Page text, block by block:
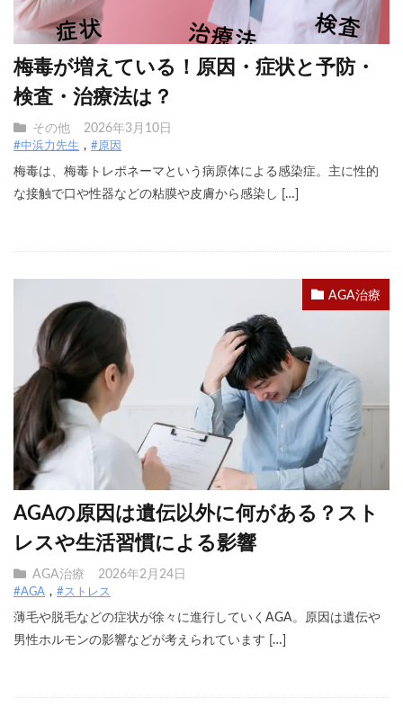
梅毒が増えている！原因・症状と予防・
検査・治療法は？
その他 2026年3月10日
#中浜力先生 #原因
梅毒は、梅毒トレポネーマという病原体による感染症。主に性的
な接触で口や性器などの粘膜や皮膚から感染し […]
AGA治療
AGAの原因は遺伝以外に何がある？スト
レスや生活習慣による影響
AGA治療 2026年2月24日
#AGA #ストレス
薄毛や脱毛などの症状が徐々に進行していくAGA。原因は遺伝や
男性ホルモンの影響などが考えられています […]